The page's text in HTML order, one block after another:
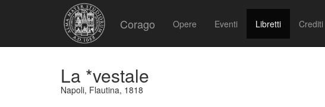
Corago Opere Eventi Libretti Crediti
La *vestale
Napoli, Flautina, 1818